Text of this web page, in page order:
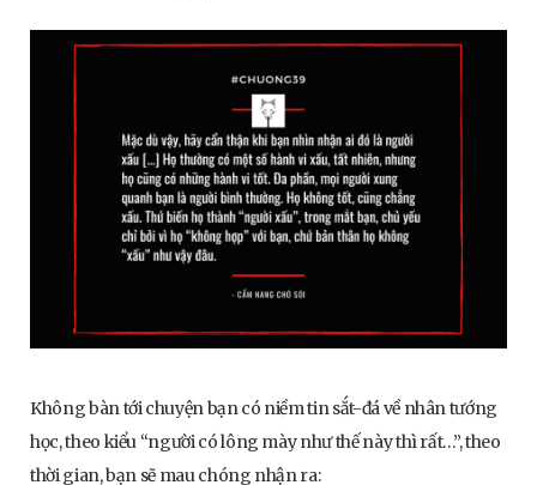
Không bàn tới chuyện bạn có niềm tin sắt-đá về nhân tướng
học, theo kiểu “người có lông mày như thế này thì rất…”, theo
thời gian, bạn sẽ mau chóng nhận ra: